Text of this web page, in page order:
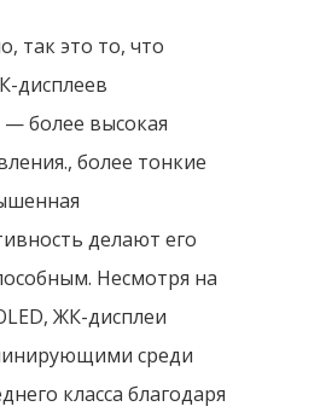
так это то, что
дисплеев
— более высокая
более тонкие
делают его
Несмотря на
ЖК-дисплеи
среди
класса благодаря